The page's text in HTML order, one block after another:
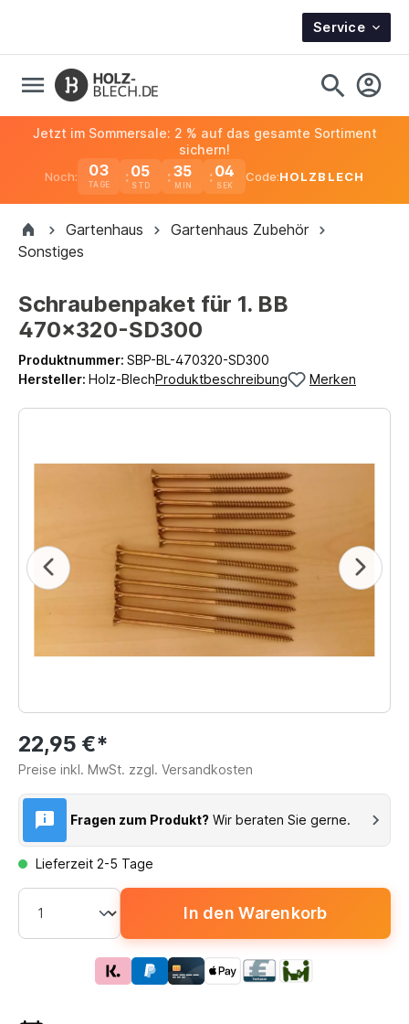
Service
Noch: 03
TAGE
05 35 04
Jetzt im Sommersale: 2 % auf das gesamte Sortiment
sichern!
Code:HOLZBLECH
Gartenhaus
Gartenhaus Zubehör
Sonstiges
Schraubenpaket für 1. BB
470x320-SD300
Produktnummer: SBP-BL-470320-SD300
Hersteller: Holz-BlechProduktbeschreibung Merken
22,95 €*
Preise inkl. MwSt. zzgl. Versandkosten
Fragen zum Produkt? Wir beraten Sie gerne.
Lieferzeit 2-5 Tage
In den Warenkorb